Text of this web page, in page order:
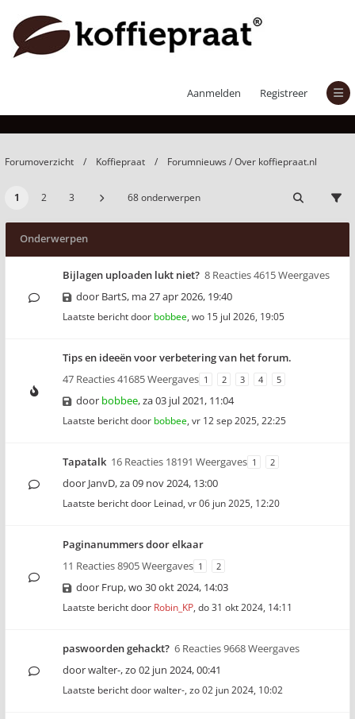
Aanmelden Registreer
Forumnieuws / Over koffiepraat.nl
Forumoverzicht Koffiepraat Forumnieuws / Over koffiepraat.nl
1 2 3 68 onderwerpen
Onderwerpen
Bijlagen uploaden lukt niet? 8 Reacties 4615 Weergaves
door BartS, ma 27 apr 2026, 19:40
Laatste bericht door bobbee, wo 15 jul 2026, 19:05
Tips en ideeën voor verbetering van het forum.
47 Reacties 41685 Weergaves 1 2 3 4 5
door bobbee,za 03 jul 2021, 11:04
Laatste bericht door bobbee, vr 12 sep 2025, 22:25
Tapatalk 16 Reacties 18191 Weergaves 1 2
door JanvD,za 09 nov 2024, 13:00
Laatste bericht door Leinad, vr 06 jun 2025, 12:20
Paginanummers door elkaar
11 Reacties 8905 Weergaves 1 2
door Frup,wo 30 okt 2024, 14:03
Laatste bericht door Robin_KP, do 31 okt 2024, 14:11
paswoorden gehackt? 6 Reacties 9668 Weergaves
doorwalter-,zo 02 jun 2024, 00:41
Laatste bericht doorwalter-, zo 02 jun 2024, 10:02